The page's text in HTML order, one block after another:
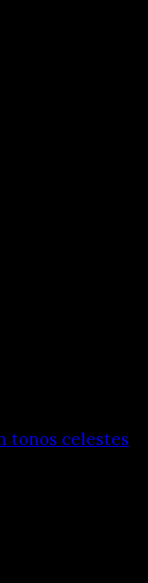
tonos celestes